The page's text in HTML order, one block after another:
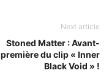
Next article
Stoned Matter : Avant-
première du clip « Inner
Black Void » !